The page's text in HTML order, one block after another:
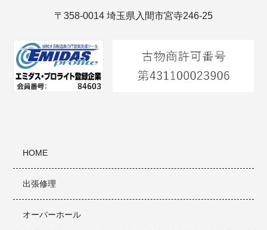
〒358-0014 埼玉県入間市宮寺246-25
HOME
出張修理
オーバーホール